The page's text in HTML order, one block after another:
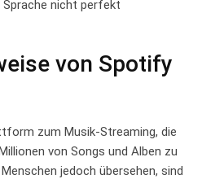
Sprache nicht perfekt
von Spotify
zum ⁢Musik-Streaming,⁣ die‍
von Songs und ⁢Alben zu
jedoch übersehen, sind